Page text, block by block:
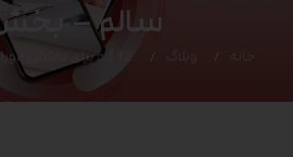
سالم –
12 گام برای داشتن دوران بارداری سالم – بخش اول